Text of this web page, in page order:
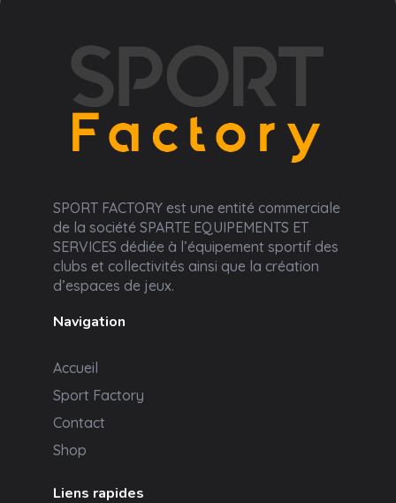
SPORT FACTORY est une entité commerciale
de la société SPARTE EQUIPEMENTS ET
SERVICES dédiée à l’équipement sportif des
clubs et collectivités ainsi que la création
d’espaces de jeux.
Navigation
Accueil
Sport Factory
Contact
Shop
Liens rapides